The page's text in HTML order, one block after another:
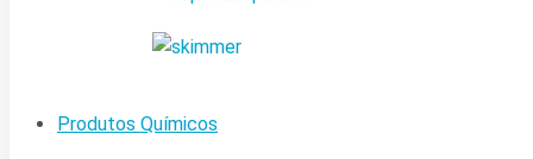
Produtos Químicos